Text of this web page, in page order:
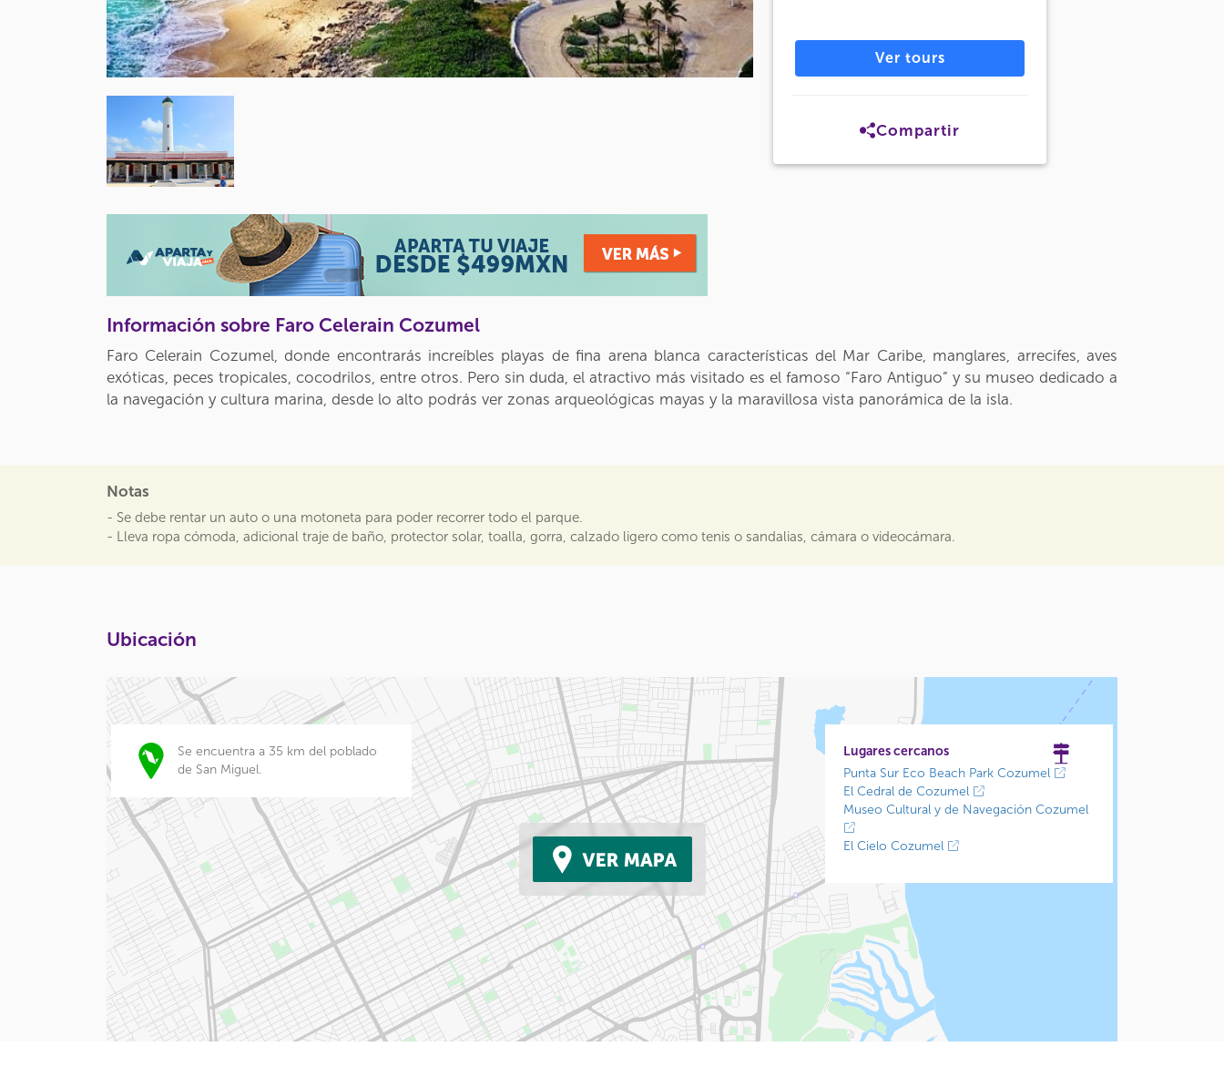
Ver tours
Compartir
Información sobre Faro Celerain Cozumel
Faro Celerain Cozumel, donde encontrarás increíbles playas de fina arena blanca características del Mar Caribe, manglares, arrecifes, aves
exóticas, peces tropicales, cocodrilos, entre otros. Pero sin duda, el atractivo más visitado es el famoso “Faro Antiguo” y su museo dedicado a
la navegación y cultura marina, desde lo alto podrás ver zonas arqueológicas mayas y la maravillosa vista panorámica de la isla.
Notas
- Se debe rentar un auto o una motoneta para poder recorrer todo el parque.
- Lleva ropa cómoda, adicional traje de baño, protector solar, toalla, gorra, calzado ligero como tenis o sandalias, cámara o videocámara.
Ubicación
Se encuentra a 35 km del poblado
de San Miguel.
Lugares cercanos
Punta Sur Eco Beach Park Cozumel
El Cedral de Cozumel
Museo Cultural y de Navegación Cozumel
El Cielo Cozumel